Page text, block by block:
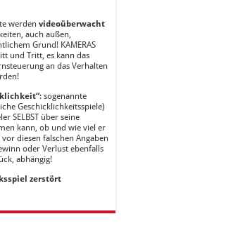
werden videoüberwacht
auch außen,
Grund! KAMERAS
und Tritt, es kann das
an das Verhalten
: sogenannte
Geschicklichkeitsspiele)
SELBST über seine
kann, ob und wie viel er
vor diesen falschen Angaben
oder Verlust ebenfalls
abhängig!
zerstört